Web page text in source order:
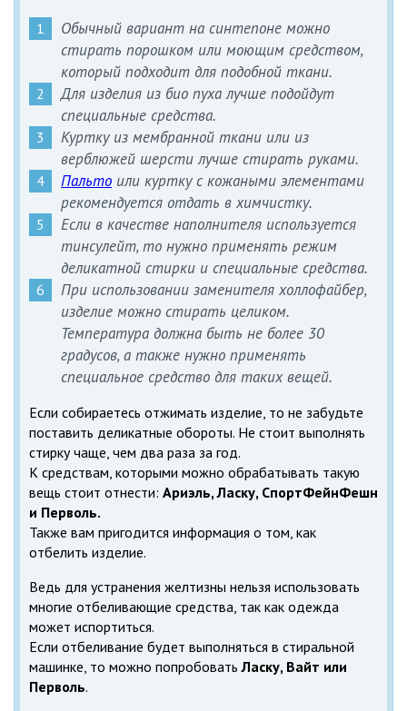
Обычный вариант на синтепоне можно
стирать порошком или моющим средством,
который подходит для подобной ткани.
Для изделия из био пуха лучше подойдут
специальные средства.
Куртку из мембранной ткани или из
верблюжей шерсти лучше стирать руками.
Пальто или куртку с кожаными элементами
рекомендуется отдать в химчистку.
Если в качестве наполнителя используется
тинсулейт, то нужно применять режим
деликатной стирки и специальные средства.
При использовании заменителя холлофайбер,
изделие можно стирать целиком.
Температура должна быть не более 30
градусов, а также нужно применять
специальное средство для таких вещей.
Если собираетесь отжимать изделие, то не забудьте
поставить деликатные обороты. Не стоит выполнять
стирку чаще, чем два раза за год.
К средствам, которыми можно обрабатывать такую
вещь стоит отнести: Ариэль, Ласку, СпортФейнФешн
и Перволь.
Также вам пригодится информация о том, как
отбелить изделие.
Ведь для устранения желтизны нельзя использовать
многие отбеливающие средства, так как одежда
может испортиться.
Если отбеливание будет выполняться в стиральной
машинке, то можно попробоватьЛаску, Вайт или
Перволь.